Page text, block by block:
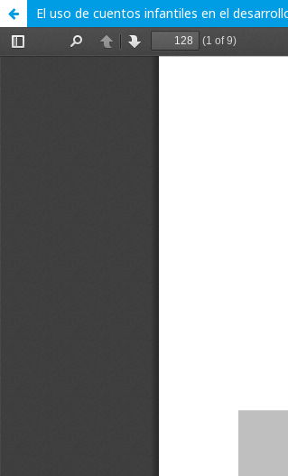
El uso de cuentos infantiles en el